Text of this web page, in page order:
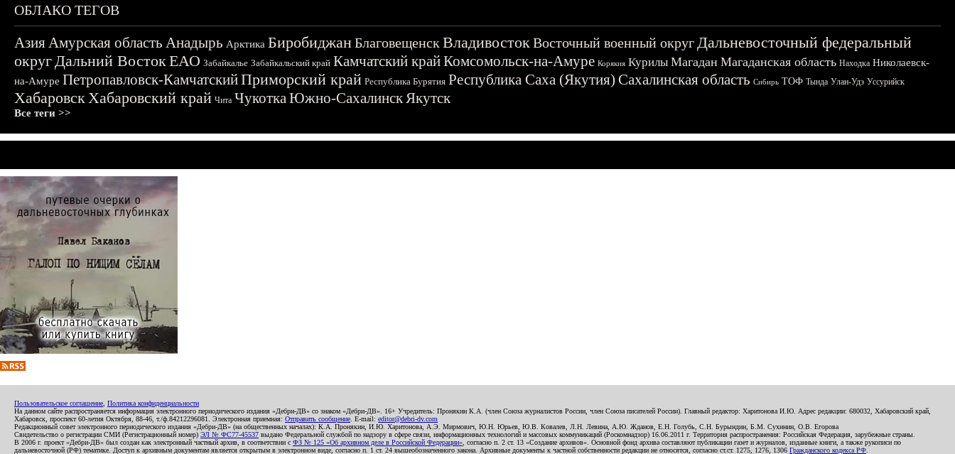
ОБЛАКО ТЕГОВ
АзияАмурская область Анадырь Арктика БиробиджанБлаговещенскВладивостокВосточный военный округДальневосточный федеральный
округДальний ВостокЕАО Забайкалье Забайкальский край Камчатский крайКомсомольск-на-Амуре Корякия Курилы Магадан Магаданская область Находка Николаевск-
на-Амуре Петропавловск-КамчатскийПриморский край Республика Бурятия Республика Саха (Якутия) Сахалинская область Сибирь ТОФ Тында Улан-Удэ Уссурийск
ХабаровскХабаровский край Чита ЧукоткаЮжно-СахалинскЯкутск
Все теги >>
Пользовательское соглашение Политика конфиденциальности
На данном сайте распространяется информация электронного периодического издания «Дебри-ДВ» со знаком «Дебри-ДВ». 16+ Учредитель: Пронякин К.А. (член Союза журналистов России, член Союза писателей России). Главный редактор: Харитонова И.Ю. Адрес редакции: 680032, Хабаровский край,
Хабаровск, проспект 60-летия Октября, 88-46, т./ф.84212296081. Электронная приемная: Отправить сообщение . E-mail: editor@debri-dv.com
Редакционный совет электронного периодического издания «Дебри-ДВ» (на общественных началах): К.А. Пронякин, И.Ю. Харитонова, А.Э. Мирмович, Ю.Н. Юрьев, Ю.В. Ковалев, Л.Н. Левина, А.Ю. Жданов, Е.Н. Голубь, С.Н. Бурындин, Б.М. Сухинин, О.В. Егорова
Свидетельство о регистрации СМИ (Регистрационный номер) ЭЛ № ФС77-45537 выдано Федеральной службой по надзору в сфере связи, информационных технологий и массовых коммуникаций (Роскомнадзор) 16.06.2011 г. Территория распространения: Российская Федерация, зарубежные страны.
В 2006 г. проект «Дебри-ДВ» был создан как электронный частный архив, в соответствии с ФЗ № 125 «Об архивном деле в Российской Федерации» , согласно п. 2 ст. 13 «Создание архивов». Основной фонд архива составляют публикации газет и журналов, изданные книги, а также рукописи по
дальневосточной (РФ) тематике. Доступ к архивным документам является открытым в электронном виде, согласно п. 1 ст. 24 вышеобозначенного закона. Архивные документы к частной собственности редакции не относятся, согласно ст.ст. 1275, 1276, 1306 Гражданского кодекса РФ